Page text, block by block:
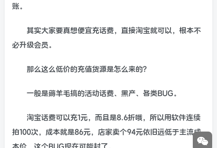
账。
其实大家要真想便宜充话费，直接淘宝就可以，根本不
必升级会员。
那么这么低价的充值货源是怎么来的？
一般是薅羊毛搞的活动话费、黑产、各类BUG。
淘宝话费可以充1元，而且是8.6折哦，所以用软件连续
拍100次，成本就是86元，店家卖个94元依旧远低于主流成